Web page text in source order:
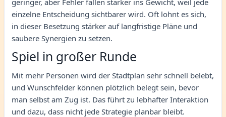
einzelne Entscheidung sichtbarer wird. Oft lohnt es sich,
in dieser Besetzung stärker auf langfristige Pläne und
saubere Synergien zu setzen.
Spiel in großer Runde
Mit mehr Personen wird der Stadtplan sehr schnell belebt,
und Wunschfelder können plötzlich belegt sein, bevor
man selbst am Zug ist. Das führt zu lebhafter Interaktion
und dazu, dass nicht jede Strategie planbar bleibt.